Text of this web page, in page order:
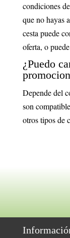
condiciones
que no hayas
cesta puede
oferta, o
¿Puedo
Depende del
son
otros tipos de